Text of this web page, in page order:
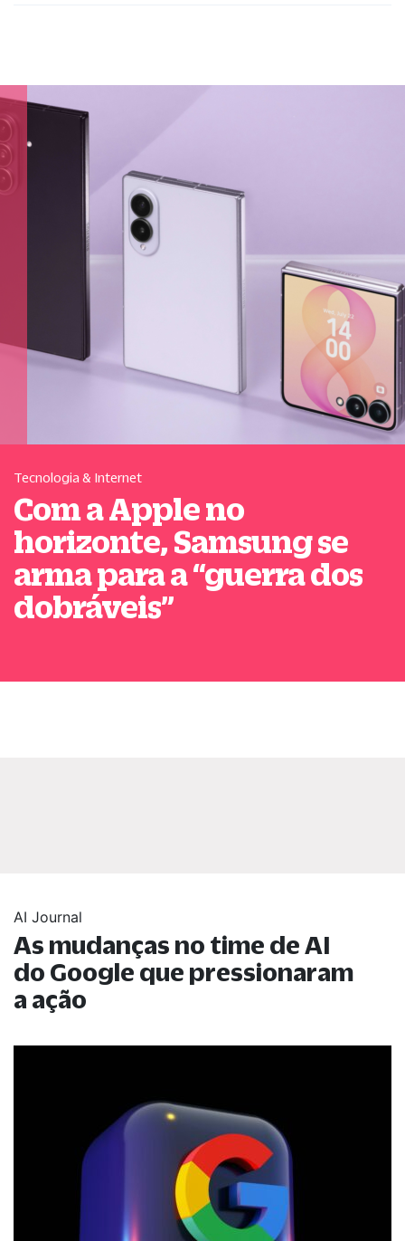
Tecnologia & Internet
Com a Apple no
horizonte, Samsung se
arma para a“guerra dos
dobráveis”
AI Journal
As mudanças no time de AI
do Google que pressionaram
a ação